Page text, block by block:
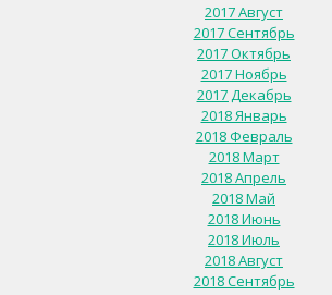
2017 Август
2017 Сентябрь
2017 Октябрь
2017 Ноябрь
2017 Декабрь
2018 Январь
2018 Февраль
2018 Март
2018 Апрель
2018 Май
2018 Июнь
2018 Июль
2018 Август
2018 Сентябрь